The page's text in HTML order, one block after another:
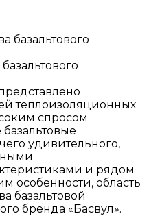
теплоизоляционных
спросом
удивительного,
и рядом
особенности, область
базальтовой
бренда «Басвул».